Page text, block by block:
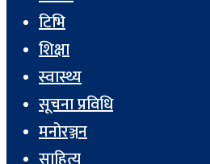
टिभि
शिक्षा
स्वास्थ्य
सूचना प्रविधि
मनोरञ्जन